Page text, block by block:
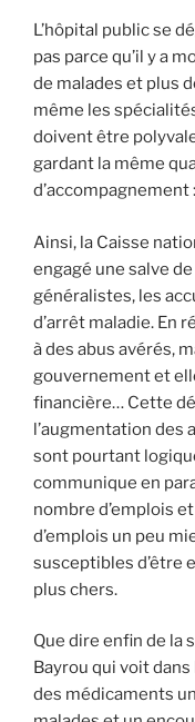
L’hôpital public se
pas parce qu’il y a
de malades et plus
même les
doivent être
gardant la même
d’accompagnement
Ainsi, la Caisse
engagé une salve
généralistes, les
d’arrêt maladie. En
à des abus avérés,
gouvernement et
financière… Cette
l’augmentation des
sont pourtant
communique en
nombre d’emplois
d’emplois un peu
susceptibles d’être
plus chers.
Que dire enfin de la
Bayrou qui voit
des médicaments